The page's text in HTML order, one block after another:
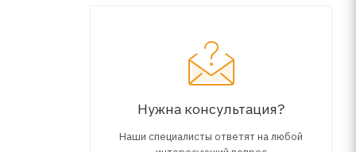
Нужна консультация?
Наши специалисты ответят на любой